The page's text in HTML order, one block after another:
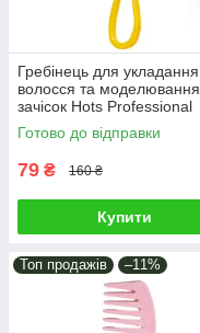
Гребінець для укладання
волосся та моделювання
зачісок Hots Professional
Akula Yellow (HP22456-YL)
Готово до відправки
79 ₴ 160 ₴
Купити
Топ продажів –11%